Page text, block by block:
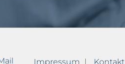
Impressum Kontakt